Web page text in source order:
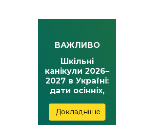
ВАЖЛИВО
Шкільні
канікули 2026–
2027 в Україні:
дати осінніх,
весняних та
літніх канікул
Докладніше